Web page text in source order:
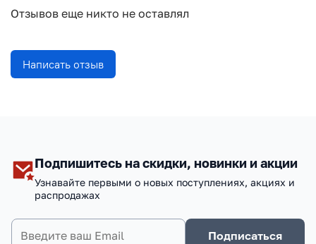
Отзывов еще никто не оставлял
Написать отзыв
Подпишитесь на скидки, новинки и акции
Узнавайте первыми о новых поступлениях, акциях и
распродажах
Подписаться